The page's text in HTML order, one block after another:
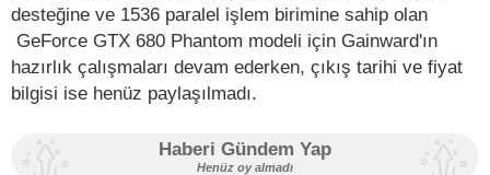
desteğine ve 1536 paralel işlem birimine sahip olan
GeForce GTX 680 Phantom modeli için Gainward'ın
hazırlık çalışmaları devam ederken, çıkış tarihi ve fiyat
bilgisi ise henüz paylaşılmadı.
Haberi Gündem Yap
Henüz oy almadı